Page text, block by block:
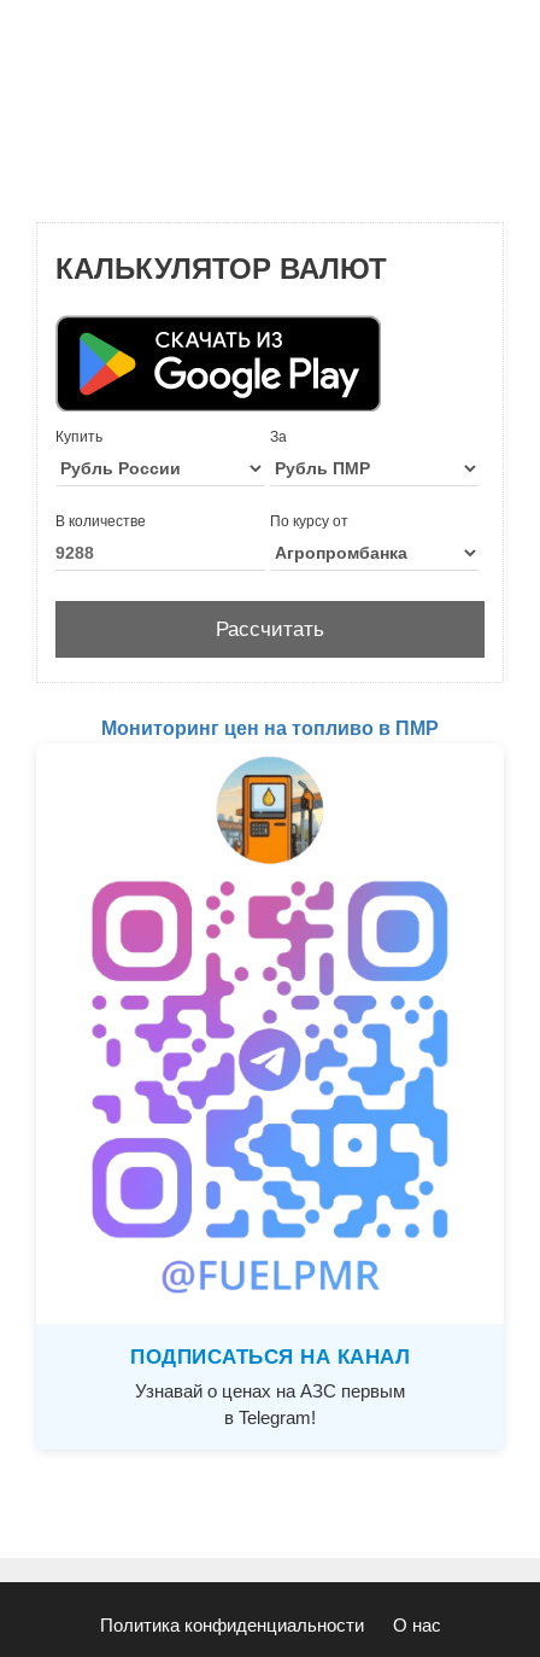
КАЛЬКУЛЯТОР ВАЛЮТ
Купить За
В количестве По курсу от
Мониторинг цен на топливо в ПМР
ПОДПИСАТЬСЯ НА КАНАЛ
Узнавай о ценах на АЗС первым
в Telegram!
Политика конфиденциальности О нас